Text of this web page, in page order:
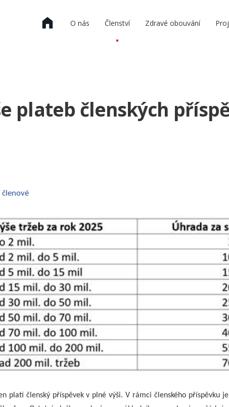
O nás Členství Zdravé obouvání
plateb členských
členové
platí členský příspěvek v plné výši. V rámci členského příspěvku